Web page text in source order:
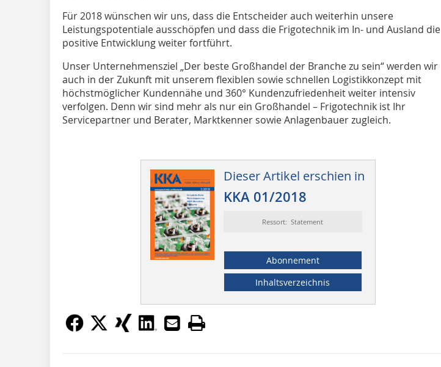
Für 2018 wünschen wir uns, dass die Entscheider auch weiterhin unsere
Leistungspotentiale ausschöpfen und dass die Frigotechnik im In- und Ausland die
positive Entwicklung weiter fortführt.
Unser Unternehmensziel „Der beste Großhandel der Branche zu sein“ werden wir
auch in der Zukunft mit unserem flexiblen sowie schnellen Logistikkonzept mit
höchstmöglicher Kundennähe und 360° Kundenzufriedenheit weiter intensiv
verfolgen. Denn wir sind mehr als nur ein Großhandel – Frigotechnik ist Ihr
Servicepartner und Berater, Marktkenner sowie Anlagenbauer zugleich.
Dieser Artikel erschien in
KKA 01/2018
Ressort: Statement
Abonnement
Inhaltsverzeichnis